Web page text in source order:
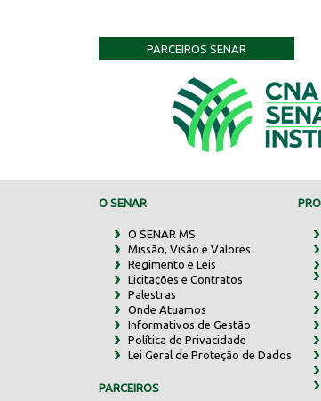
PARCEIROS SENAR
O SENAR
O SENAR MS
Missão, Visão e Valores
Regimento e Leis
Licitações e Contratos
Palestras
Onde Atuamos
Informativos de Gestão
Política de Privacidade
Lei Geral de Proteção de Dados
PARCEIROS